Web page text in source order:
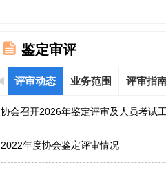
鉴定审评
评审动态 业务范围 评审指
协会召开2026年鉴定评审及人员考试
2022年度协会鉴定评审情况